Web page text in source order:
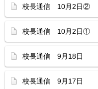
校長通信 10月2日②
校長通信 10月2日①
校長通信 9月18日
校長通信 9月17日